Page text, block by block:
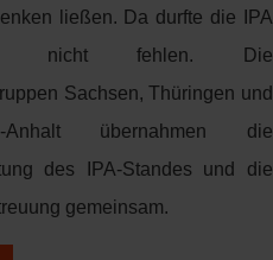
ließen. Da durfte die IPA
nicht fehlen. Die
Sachsen, Thüringen und
Anhalt übernahmen die
des IPA-Standes und die
gemeinsam.